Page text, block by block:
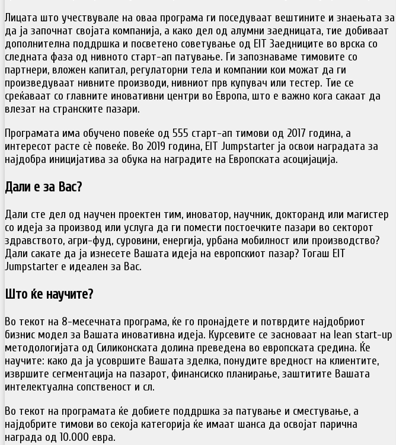
Лицата што учествувале на оваа програма ги поседуваат вештините и знаењата за
да ја започнат својата компанија, а како дел од алумни заедницата, тие добиваат
дополнителна поддршка и посветено советување од EIT Заедниците во врска со
следната фаза од нивното старт-ап патување. Ги запознаваме тимовите со
партнери, вложен капитал, регулаторни тела и компании кои можат да ги
произведуваат нивните производи, нивниот прв купувач или тестер. Тие се
среќаваат со главните иновативни центри во Европа, што е важно кога сакаат да
влезат на странските пазари.
Програмата има обучено повеќе од 555 старт-ап тимови од 2017 година, а
интересот расте сѐ повеќе. Во 2019 година, EIT Jumpstarter ја освои наградата за
најдобра иницијатива за обука на наградите на Европската асоцијација.
Дали е за Вас?
Дали сте дел од научен проектен тим, иноватор, научник, докторанд или магистер
со идеја за производ или услуга да ги помести постоечките пазари во секторот
здравството, агри-фуд, суровини, енергија, урбана мобилност или производство?
Дали сакате да ја изнесете Вашата идеја на европскиот пазар? Тогаш EIT
Jumpstarter е идеален за Вас.
Што ќе научите?
Во текот на 8-месечната програма, ќе го пронајдете и потврдите најдобриот
бизнис модел за Вашата иновативна идеја. Курсевите се засноваат на lean start-up
методологијата од Силиконската долина преведена во европската средина. Ќе
научите: како да ја усовршите Вашата зделка, понудите вредност на клиентите,
извршите сегментација на пазарот, финансиско планирање, заштитите Вашата
интелектуална сопственост и сл.
Во текот на програмата ќе добиете поддршка за патување и сместување, а
најдобрите тимови во секоја категорија ќе имаат шанса да освојат парична
награда од 10.000 евра.